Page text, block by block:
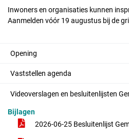
Inwoners en organisaties kunnen
Aanmelden vóór 19 augustus bij de
Opening
Vaststellen agenda
Videoverslagen en besluitenlijsten
Bijlagen
2026-06-25 Besluitenlijst